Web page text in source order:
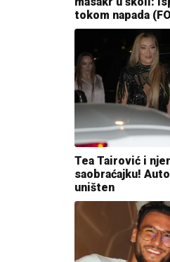
tokom napada
Tea Tairović i
saobraćajku!
uništen